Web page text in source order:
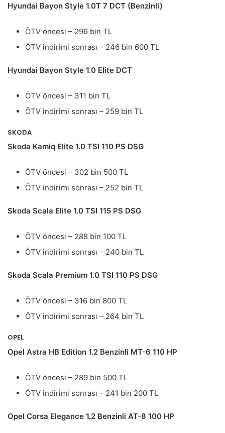
Hyundai Bayon Style 1.0T 7 DCT (Benzinli)
ÖTV öncesi – 296 bin TL
ÖTV indirimi sonrası – 246 bin 600 TL
Hyundai Bayon Style 1.0 Elite DCT
ÖTV öncesi – 311 bin TL
ÖTV indirimi sonrası – 259 bin TL
SKODA
Skoda Kamiq Elite 1.0 TSI 110 PS DSG
ÖTV öncesi – 302 bin 500 TL
ÖTV indirimi sonrası – 252 bin TL
Skoda Scala Elite 1.0 TSI 115 PS DSG
ÖTV öncesi – 288 bin 100 TL
ÖTV indirimi sonrası – 240 bin TL
Skoda Scala Premium 1.0 TSI 110 PS DSG
ÖTV öncesi – 316 bin 800 TL
ÖTV indirimi sonrası – 264 bin TL
OPEL
Opel Astra HB Edition 1.2 Benzinli MT-6 110 HP
ÖTV öncesi – 289 bin 500 TL
ÖTV indirimi sonrası – 241 bin 200 TL
Opel Corsa Elegance 1.2 Benzinli AT-8 100 HP